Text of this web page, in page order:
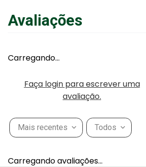
Adicionar ao Carrinho
Avaliações
Carregando…
Faça login para escrever uma
avaliação.
Mais recentes Todos
Carregando avaliações…